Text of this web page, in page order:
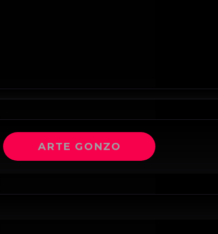
ARTE GONZO